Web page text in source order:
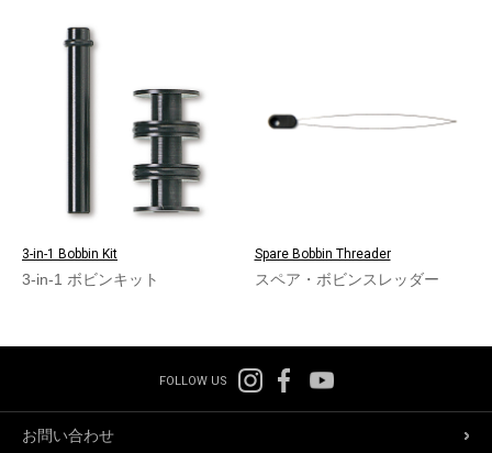
3-in-1 Bobbin Kit
3-in-1 ボビンキット
Spare Bobbin Threader
スペア・ボビンスレッダー
FOLLOW US
お問い合わせ